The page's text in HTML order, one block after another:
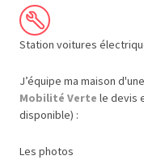
Station voitures
J’équipe ma maison
Mobilité Verte le devis
disponible) :
Les photos